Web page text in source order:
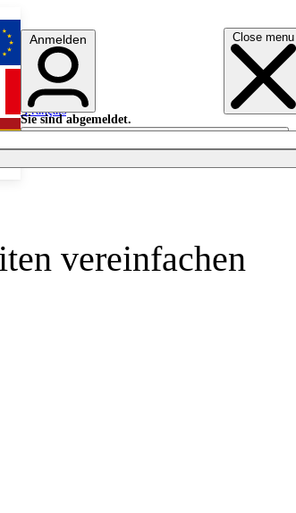
Close menu
English
Français
Anmelden
Sie sind abgemeldet.
Anmelden
Licht aus
vereinfachen